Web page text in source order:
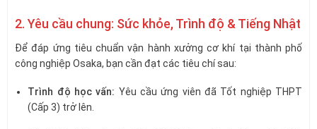
2. Yêu cầu chung: Sức khỏe, Trình độ & Tiếng Nhật
Để đáp ứng tiêu chuẩn vận hành xưởng cơ khí tại thành phố
công nghiệp Osaka, bạn cần đạt các tiêu chí sau:
Trình độ học vấn: Yêu cầu ứng viên đã Tốt nghiệp THPT
(Cấp 3) trở lên.